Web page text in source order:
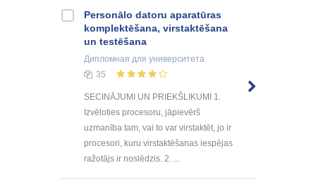
Personālo datoru aparatūras
komplektēšana, virstaktēšana
un testēšana
Дипломная для университета
35
SECINĀJUMI UN PRIEKŠLIKUMI 1.
Izvēloties procesoru, jāpievērš
uzmanība tam, vai to var virstaktēt, jo ir
procesori, kuru virstaktēšanas iespējas
ražotājs ir noslēdzis. 2. ...